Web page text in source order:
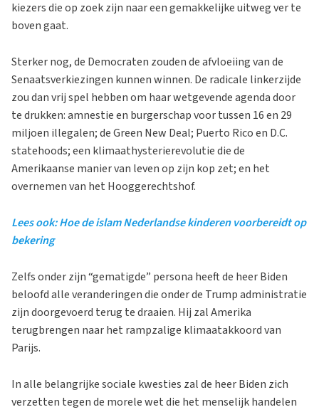
kiezers die op zoek zijn naar een gemakkelijke uitweg ver te
boven gaat.
Sterker nog, de Democraten zouden de afvloeiing van de
Senaatsverkiezingen kunnen winnen. De radicale linkerzijde
zou dan vrij spel hebben om haar wetgevende agenda door
te drukken: amnestie en burgerschap voor tussen 16 en 29
miljoen illegalen; de Green New Deal; Puerto Rico en D.C.
statehoods; een klimaathysterierevolutie die de
Amerikaanse manier van leven op zijn kop zet; en het
overnemen van het Hooggerechtshof.
Lees ook: Hoe de islam Nederlandse kinderen voorbereidt op
bekering
Zelfs onder zijn “gematigde” persona heeft de heer Biden
beloofd alle veranderingen die onder de Trump administratie
zijn doorgevoerd terug te draaien. Hij zal Amerika
terugbrengen naar het rampzalige klimaatakkoord van
Parijs.
In alle belangrijke sociale kwesties zal de heer Biden zich
verzetten tegen de morele wet die het menselijk handelen